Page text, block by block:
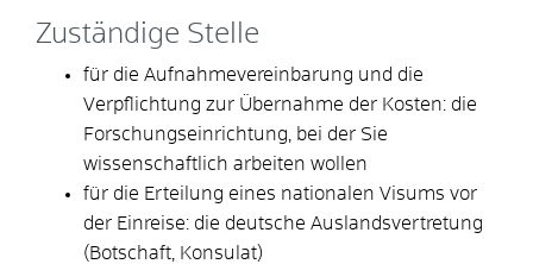
Zuständige Stelle
für die Aufnahmevereinbarung und die
Verpflichtung zur Übernahme der Kosten: die
Forschungseinrichtung, bei der Sie
wissenschaftlich arbeiten wollen
für die Erteilung eines nationalen Visums vor
der Einreise: die deutsche Auslandsvertretung
(Botschaft, Konsulat)